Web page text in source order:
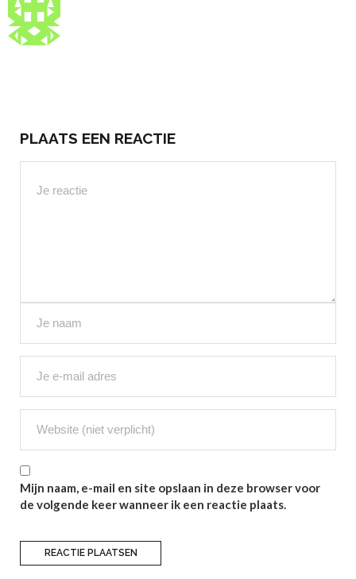
PLAATS EEN REACTIE
Mijn naam, e-mail en site opslaan in deze browser voor
de volgende keer wanneer ik een reactie plaats.